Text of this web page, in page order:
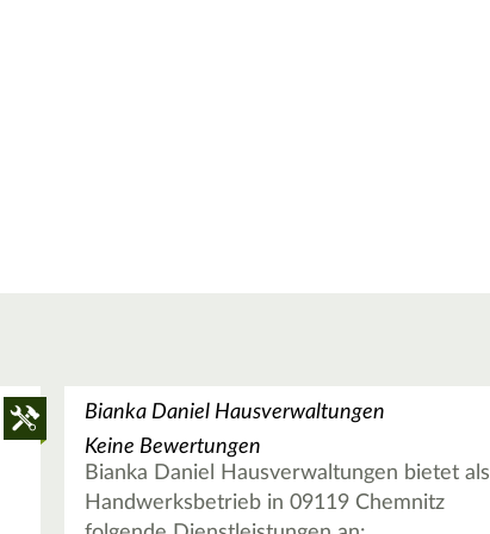
Bianka Daniel Hausverwaltungen
Keine Bewertungen
Bianka Daniel Hausverwaltungen bietet als
Handwerksbetrieb in 09119 Chemnitz